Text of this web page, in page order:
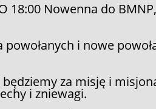
18:00 Nowenna do
i nowe
za misję i
i zniewagi.